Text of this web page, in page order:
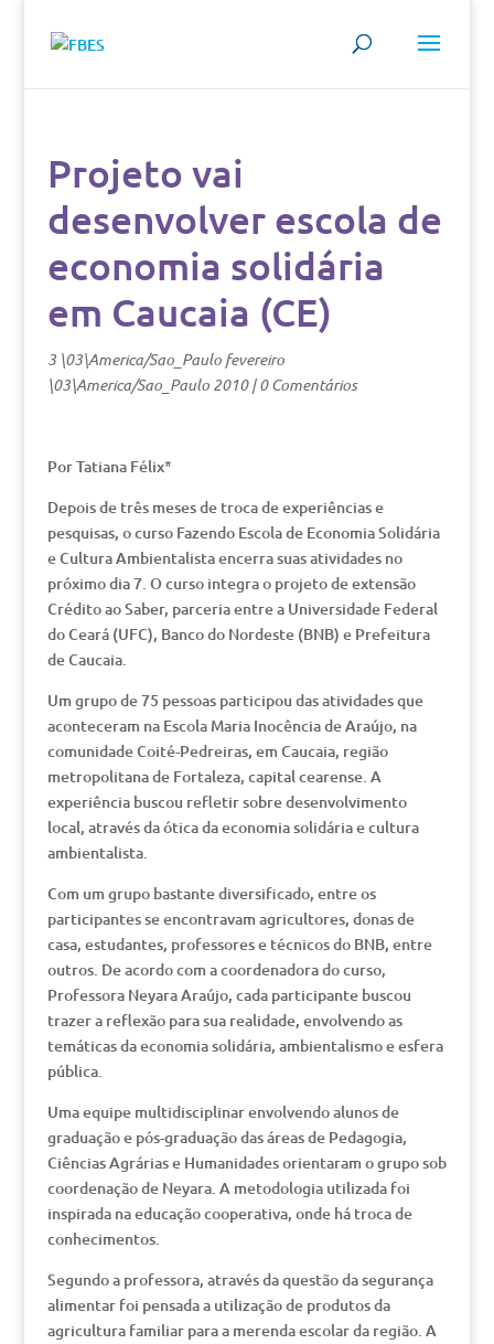
Projeto vai
desenvolver escola de
economia solidária
em Caucaia (CE)
3 \03\America/Sao_Paulo fevereiro
\03\America/Sao_Paulo 2010|0 Comentários
Por Tatiana Félix*
Depois de três meses de troca de experiências e
pesquisas, o curso Fazendo Escola de Economia Solidária
e Cultura Ambientalista encerra suas atividades no
próximo dia 7. O curso integra o projeto de extensão
Crédito ao Saber, parceria entre a Universidade Federal
do Ceará (UFC), Banco do Nordeste (BNB) e Prefeitura
de Caucaia.
Um grupo de 75 pessoas participou das atividades que
aconteceram na Escola Maria Inocência de Araújo, na
comunidade Coité-Pedreiras, em Caucaia, região
metropolitana de Fortaleza, capital cearense. A
experiência buscou refletir sobre desenvolvimento
local, através da ótica da economia solidária e cultura
ambientalista.
Com um grupo bastante diversificado, entre os
participantes se encontravam agricultores, donas de
casa, estudantes, professores e técnicos do BNB, entre
outros. De acordo com a coordenadora do curso,
Professora Neyara Araújo, cada participante buscou
trazer a reflexão para sua realidade, envolvendo as
temáticas da economia solidária, ambientalismo e esfera
pública.
Uma equipe multidisciplinar envolvendo alunos de
graduação e pós-graduação das áreas de Pedagogia,
Ciências Agrárias e Humanidades orientaram o grupo sob
coordenação de Neyara. A metodologia utilizada foi
inspirada na educação cooperativa, onde há troca de
conhecimentos.
Segundo a professora, através da questão da segurança
alimentar foi pensada a utilização de produtos da
agricultura familiar para a merenda escolar da região. A